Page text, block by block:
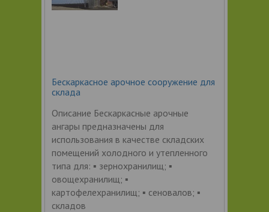
Бескаркасное арочное сооружение для
склада
Описание Бескаркасные арочные
ангары предназначены для
использования в качестве складских
помещений холодного и утепленного
типа для: ▪ зернохранилищ; ▪
овощехранилищ; ▪
картофелехранилищ; ▪ сеновалов; ▪
складов